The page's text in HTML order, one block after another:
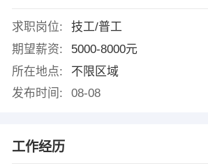
求职岗位:
技工/普工
期望薪资:
5000-8000元
所在地点:
不限区域
发布时间:
08-08
工作经历